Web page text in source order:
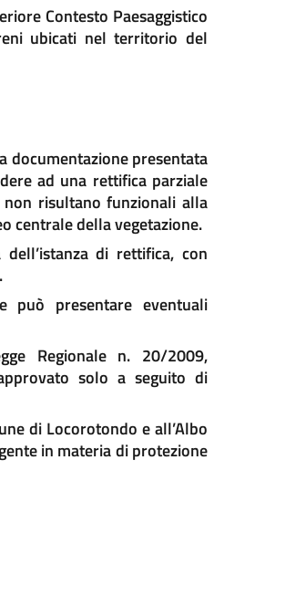
Contesto Paesaggistico
ubicati nel territorio del
documentazione presentata
ad una rettifica parziale
non risultano funzionali alla
centrale della vegetazione.
di rettifica, con
può presentare eventuali
Regionale n. 20/2009,
solo a seguito di
di Locorotondo e all’Albo
in materia di protezione